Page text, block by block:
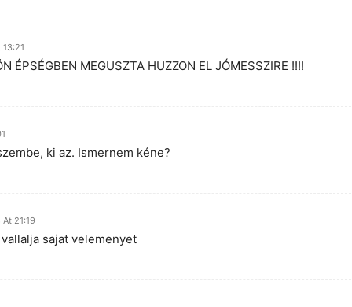
ÉPSÉGBEN MEGUSZTA HUZZON EL JÓMESSZIRE !!!!
ki az. Ismernem kéne?
21:19
sajat velemenyet